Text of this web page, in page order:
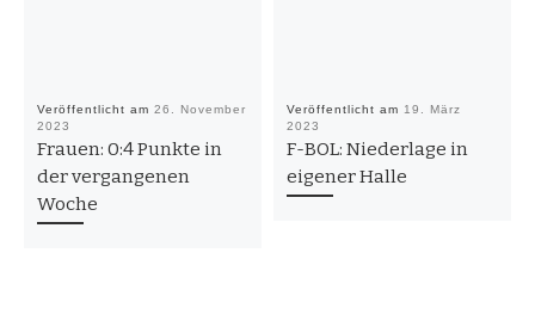
Veröffentlicht am26. November
2023
Frauen: 0:4 Punkte in
der vergangenen
Woche
Veröffentlicht am 19. März
2023
F-BOL: Niederlage in
eigener Halle